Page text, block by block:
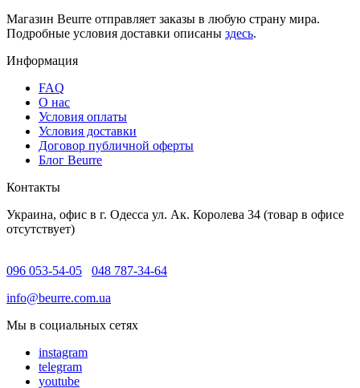
Магазин Beurre отправляет заказы в любую страну мира.
Подробные условия доставки описаны здесь.
Информация
FAQ
O нас
Условия оплаты
Условия доставки
Договор публичной оферты
Блог Beurre
Контакты
Украина, офис в г. Одесса ул. Ак. Королева 34 (товар в офисе
отсутствует)
096 053-54-05
048 787-34-64
info@beurre.com.ua
Мы в социальных сетях
instagram
telegram
youtube